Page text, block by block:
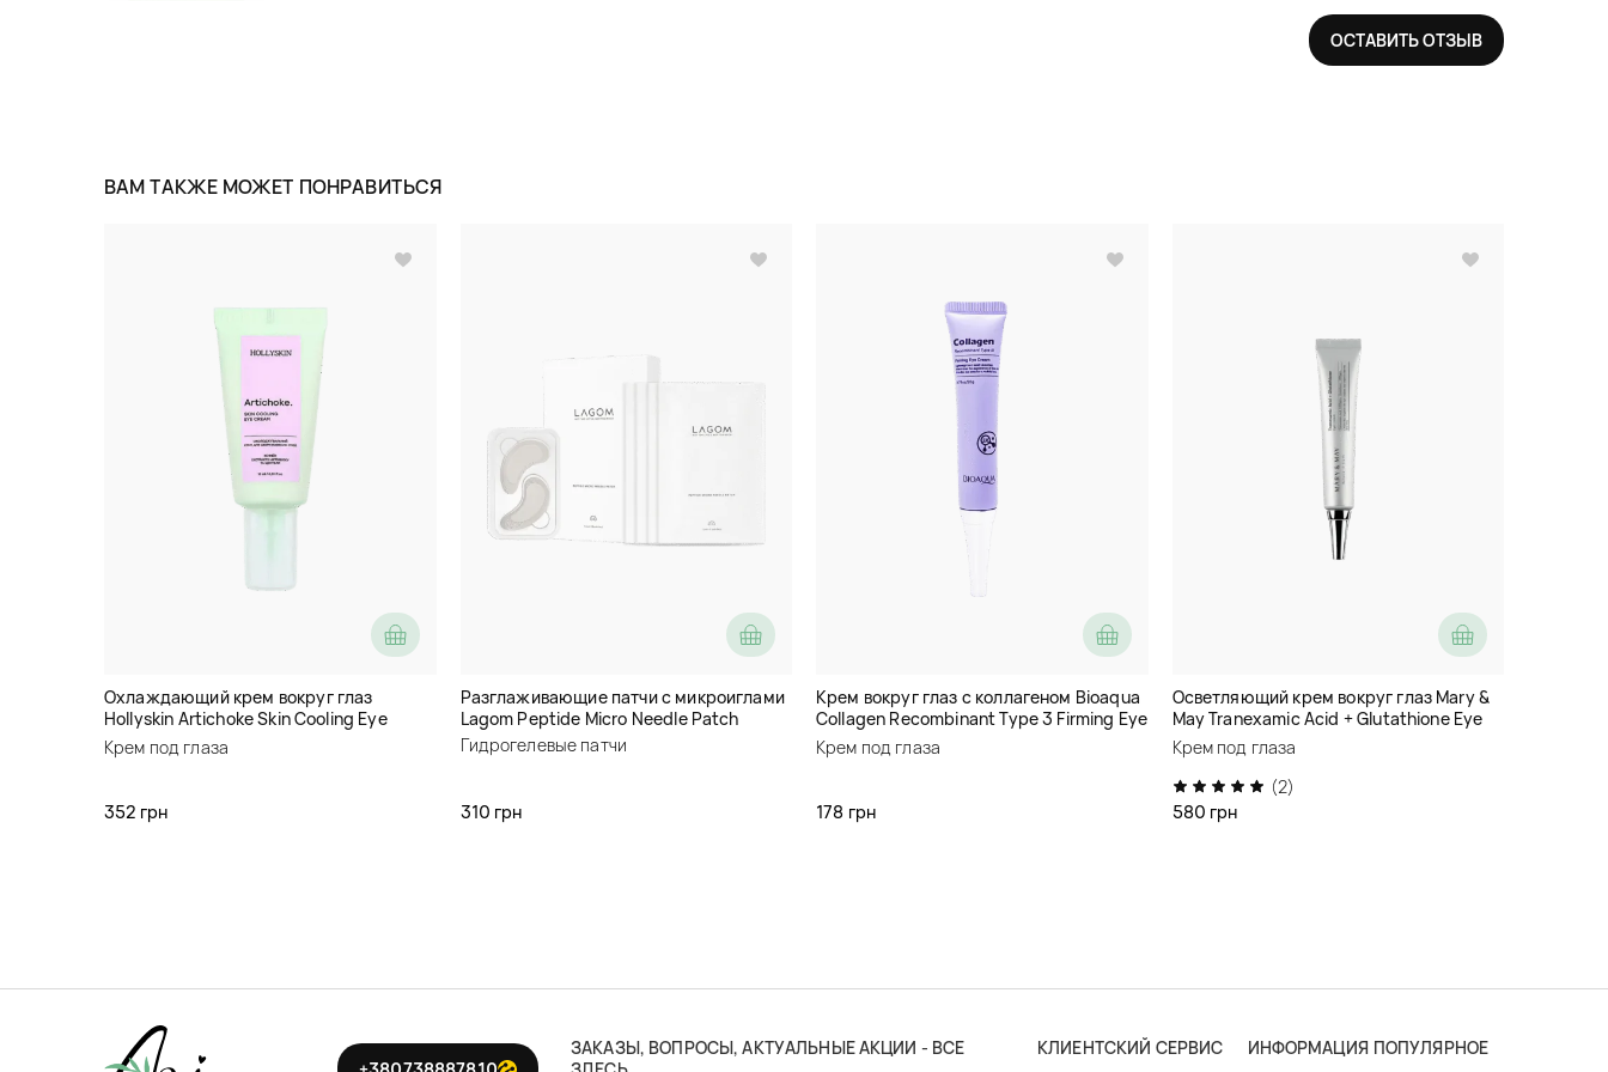
ОСТАВИТЬ ОТЗЫВ
ВАМ ТАКЖЕ МОЖЕТ ПОНРАВИТЬСЯ
Охлаждающий крем вокруг глаз
Hollyskin Artichoke Skin Cooling Eye
Cream
Крем под глаза
352 грн
Разглаживающие патчи с микроиглами
Lagom Peptide Micro Needle Patch
Гидрогелевые патчи
310 грн
Крем вокруг глаз с коллагеном Bioaqua
Collagen Recombinant Type 3 Firming Eye
Cream
Крем под глаза
178 грн
Осветляющий крем вокруг глаз Mary &
May Tranexamic Acid + Glutathione Eye
Cream
Крем под глаза
(2)
580 грн
ЗАКАЗЫ, ВОПРОСЫ, АКТУАЛЬНЫЕ АКЦИИ - ВСЕ
КЛИЕНТСКИЙ СЕРВИС
ИНФОРМАЦИЯ ПОПУЛЯРНОЕ